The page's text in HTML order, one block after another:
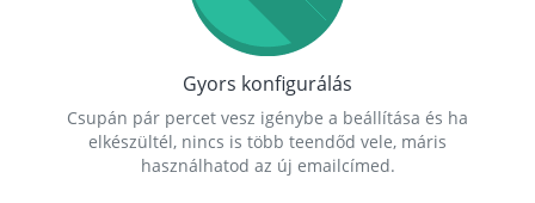
Gyors konfigurálás
Csupán pár percet vesz igénybe a beállítása és ha
elkészültél, nincs is több teendőd vele, máris
használhatod az új emailcímed.